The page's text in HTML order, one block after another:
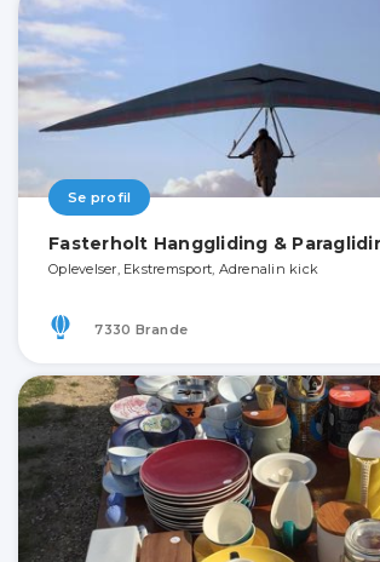
Se profil
Fasterholt Hanggliding &
Oplevelser, Ekstremsport, Adrenalin kick
7330 Brande